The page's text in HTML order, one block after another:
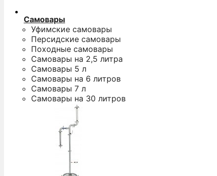
Самовары
Уфимские самовары
Персидские самовары
Походные самовары
Самовары на 2,5 литра
Самовары 5 л
Самовары на 6 литров
Самовары 7 л
Самовары на 30 литров